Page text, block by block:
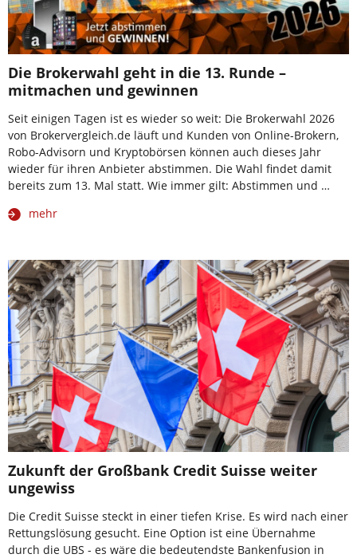
Die Brokerwahl geht in die 13. Runde –
mitmachen und gewinnen
Seit einigen Tagen ist es wieder so weit: Die Brokerwahl 2026
von Brokervergleich.de läuft und Kunden von Online-Brokern,
Robo-Advisorn und Kryptobörsen können auch dieses Jahr
wieder für ihren Anbieter abstimmen. Die Wahl findet damit
bereits zum 13. Mal statt. Wie immer gilt: Abstimmen und …
mehr
Zukunft der Großbank Credit Suisse weiter
ungewiss
Die Credit Suisse steckt in einer tiefen Krise. Es wird nach einer
Rettungslösung gesucht. Eine Option ist eine Übernahme
durch die UBS - es wäre die bedeutendste Bankenfusion in